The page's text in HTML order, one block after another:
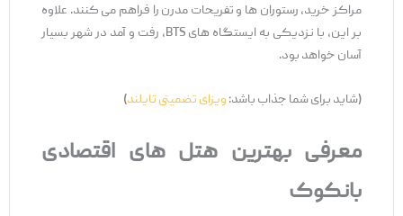
مراکز خرید، رستوران ‌ها و تفریحات مدرن را فراهم می ‌کنند. علاوه
بر این، با نزدیکی به ایستگاه‌ های BTS، رفت ‌و آمد در شهر بسیار
آسان خواهد بود.
(شاید برای شما جذاب باشد:ویزای تضمینی تایلند)
معرفی بهترین هتل‌ های اقتصادی
بانکوک